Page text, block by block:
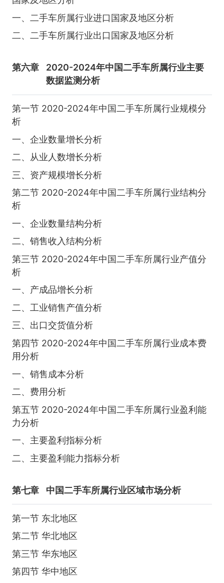
一、二手车所属行业进口国家及地区分析
二、二手车所属行业出口国家及地区分析
第六章
2020-2024年中国二手车所属行业主要
数据监测分析
第一节 2020-2024年中国二手车所属行业规模分
析
一、企业数量增长分析
二、从业人数增长分析
三、资产规模增长分析
第二节 2020-2024年中国二手车所属行业结构分
析
一、企业数量结构分析
二、销售收入结构分析
第三节 2020-2024年中国二手车所属行业产值分
析
一、产成品增长分析
二、工业销售产值分析
三、出口交货值分析
第四节 2020-2024年中国二手车所属行业成本费
用分析
一、销售成本分析
二、费用分析
第五节 2020-2024年中国二手车所属行业盈利能
力分析
一、主要盈利指标分析
二、主要盈利能力指标分析
第七章 中国二手车所属行业区域市场分析
第一节 东北地区
第二节 华北地区
第三节 华东地区
第四节 华中地区